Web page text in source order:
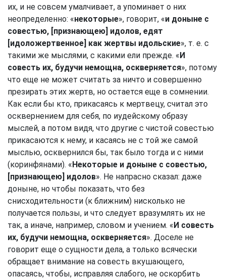
их, и не совсем умалчивает, а упоминает о них
неопределенно: «некоторые», говорит, «и доныне с
совестью, [признающею] идолов, едят
[идоложертвенное] как жертвы идольские», т. е. с
такими же мыслями, с какими ели прежде. «И
совесть их, будучи немощна, оскверняется», потому
что еще не может считать за ничто и совершенно
презирать этих жертв, но остается еще в сомнении.
Как если бы кто, прикасаясь к мертвецу, считал это
осквернением для себя, по иудейскому образу
мыслей, а потом видя, что другие с чистой совестью
прикасаются к нему, и касаясь не с той же самой
мыслью, осквернился бы, так было тогда и с ними
(коринфянами). «Некоторые и доныне с совестью,
[признающею] идолов». Не напрасно сказал: даже
доныне, но чтобы показать, что без
снисходительности (к ближним) нисколько не
получается пользы, и что следует вразумлять их не
так, а иначе, например, словом и учением. «И совесть
их, будучи немощна, оскверняется». Доселе не
говорит еще о сущности дела, а только всячески
обращает внимание на совесть вкушающего,
опасаясь, чтобы, исправляя слабого, не оскорбить